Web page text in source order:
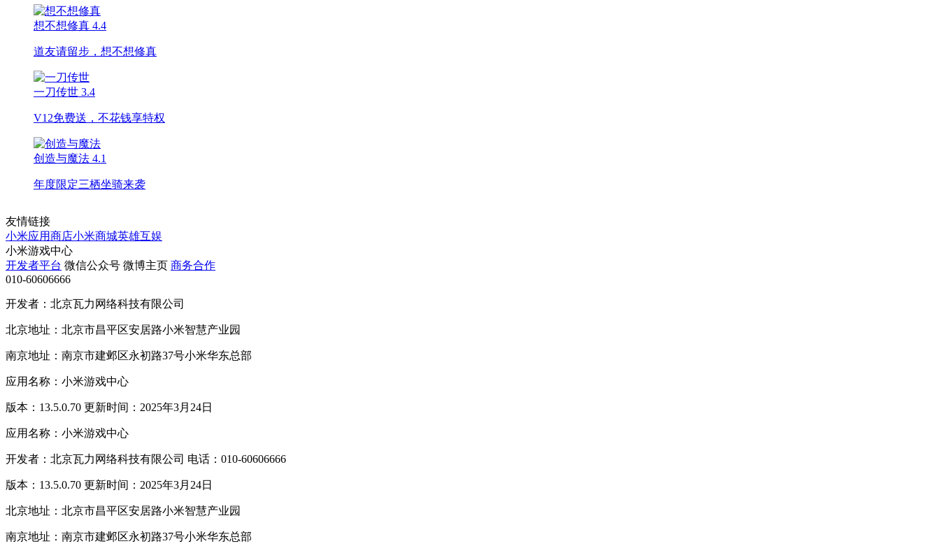
想不想修真 4.4
道友请留步，想不想修真
一刀传世 3.4
V12免费送，不花钱享特权
创造与魔法 4.1
年度限定三栖坐骑来袭
友情链接
小米应用商店小米商城英雄互娱
小米游戏中心
开发者平台 微信公众号 微博主页 商务合作
010-60606666
开发者：北京瓦力网络科技有限公司
北京地址：北京市昌平区安居路小米智慧产业园
南京地址：南京市建邺区永初路37号小米华东总部
应用名称：小米游戏中心
版本：13.5.0.70 更新时间：2025年3月24日
应用名称：小米游戏中心
开发者：北京瓦力网络科技有限公司 电话：010-60606666
版本：13.5.0.70 更新时间：2025年3月24日
北京地址：北京市昌平区安居路小米智慧产业园
南京地址：南京市建邺区永初路37号小米华东总部